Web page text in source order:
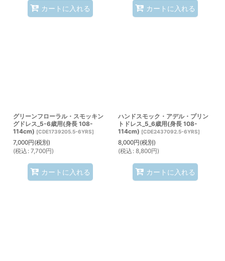
カートに入れる カートに入れる
グリーンフローラル・スモッキン
グドレス_5-6歳用(身長 108-
114cm) [CDE1739205.5-6YRS]
7,000円(税別)
(税込 : 7,700円)
カートに入れる
ハンドスモック・アデル・プリン
トドレス_5_6歳用(身長 108-
114cm) [CDE2437092.5-6YRS]
8,000円(税別)
(税込 : 8,800円)
カートに入れる